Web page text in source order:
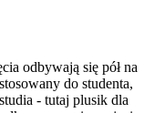
odbywają się pół na
do studenta,
- tutaj plusik dla